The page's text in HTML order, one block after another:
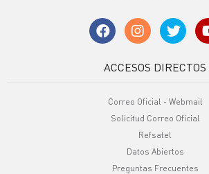
ACCESOS DIRECTOS
Correo Oficial - Webmail
Solicitud Correo Oficial
Refsatel
Datos Abiertos
Preguntas Frecuentes